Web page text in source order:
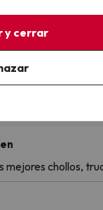
descubrir chollos
los chollos
chollos,
y cerrar